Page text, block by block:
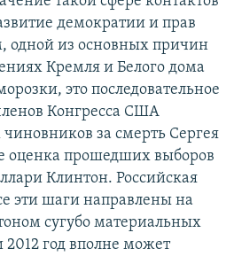
демократии и прав
одной из основных причин
Кремля и Белого дома
это последовательное
Конгресса США
за смерть Сергея
оценка прошедших выборов
Клинтон. Российская
эти шаги направлены на
сугубо материальных
2012 год вполне может